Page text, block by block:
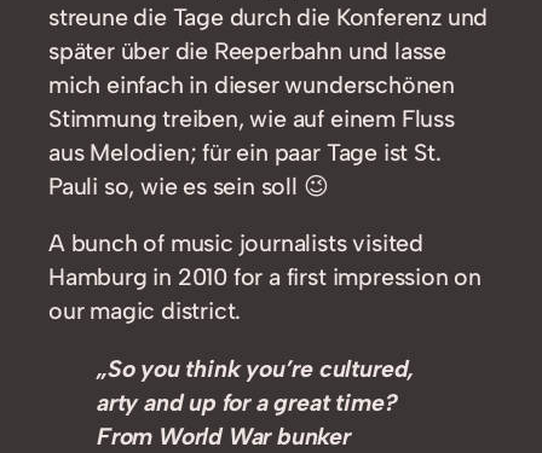
streune die Tage durch die Konferenz und
später über die Reeperbahn und lasse
mich einfach in dieser wunderschönen
Stimmung treiben, wie auf einem Fluss
aus Melodien; für ein paar Tage ist St.
Pauli so, wie es sein soll 😉
A bunch of music journalists visited
Hamburg in 2010 for a first impression on
our magic district.
„So you think you’re cultured,
arty and up for a great time?
From World War bunker